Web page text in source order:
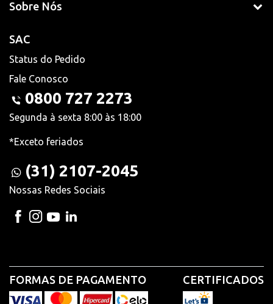
Sobre Nós
SAC
Status do Pedido
Fale Conosco
0800 727 2273
Segunda à sexta 8:00 às 18:00
*Exceto feriados
(31) 2107-2045
Nossas Redes Sociais
FORMAS DE PAGAMENTO CERTIFICADOS